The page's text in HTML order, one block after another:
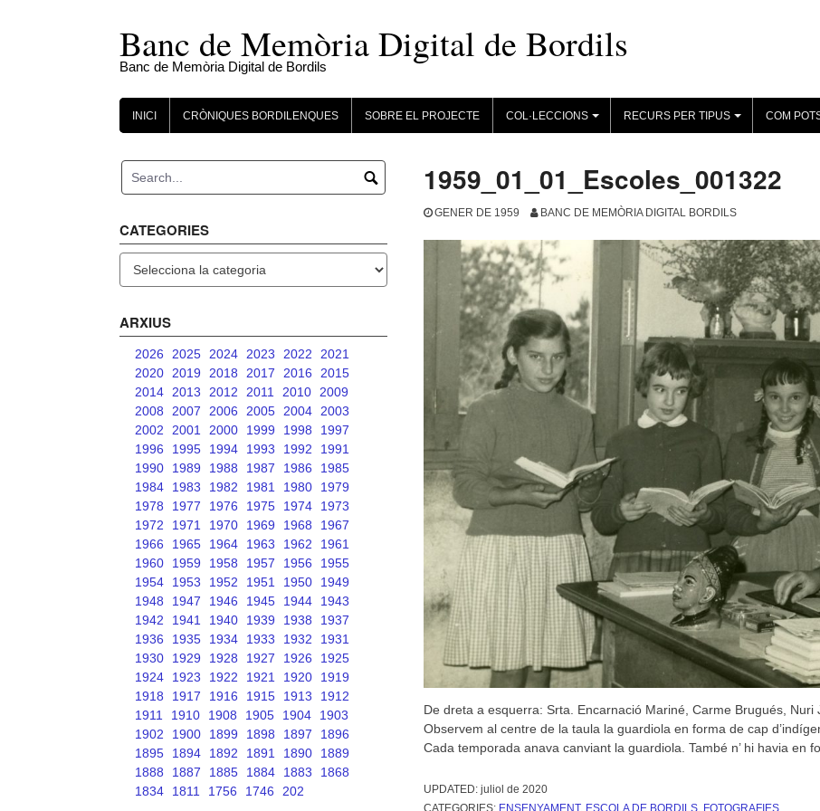
Banc de Memòria Digital de Bordils
Banc de Memòria Digital de Bordils
INICI CRÒNIQUES BORDILENQUES SOBRE EL PROJECTE
+
COL·LECCIONS
+
RECURS PER TIPUS COM
1959_01_01_Escoles_001322
GENER DE 1959 BANC DE MEMÒRIA DIGITAL BORDILS
De dreta a esquerra: Srta. Encarnació Mariné, Carme Brugués, Nuri
Observem al centre de la taula la guardiola en forma de cap
Cada temporada anava canviant la guardiola. També n’ hi havia en
UPDATED: juliol de 2020
CATEGORIES: ENSENYAMENT, ESCOLA DE BORDILS, FOTOGRAFIES
CATEGORIES
ARXIUS
2026 2025 2024 2023 2022
2021
2020
2019 2018 2017 2016
2015
2014
2013 2012 2011 2010
2009
2008
2007 2006 2005 2004
2003
2002
2001 2000 1999 1998
1997
1996
1995 1994 1993 1992
1991
1990
1989 1988 1987 1986
1985
1984
1983 1982 1981 1980
1979
1978
1977 1976 1975 1974
1973
1972
1971 1970 1969 1968
1967
1966
1965 1964 1963 1962
1961
1960
1959 1958 1957 1956
1955
1954
1953 1952 1951 1950
1949
1948
1947 1946 1945 1944
1943
1942
1941 1940 1939 1938
1937
1936
1935 1934 1933 1932
1931
1930
1929 1928 1927 1926
1925
1924
1923 1922 1921 1920
1919
1918
1917 1916 1915 1913
1912
1911
1910 1908 1905 1904
1903
1902
1900 1899 1898 1897
1896
1895
1894 1892 1891 1890
1889
1888
1887 1885 1884 1883
1868
1834
1811 1756 1746 202